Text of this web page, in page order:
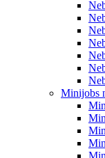
Minijobs